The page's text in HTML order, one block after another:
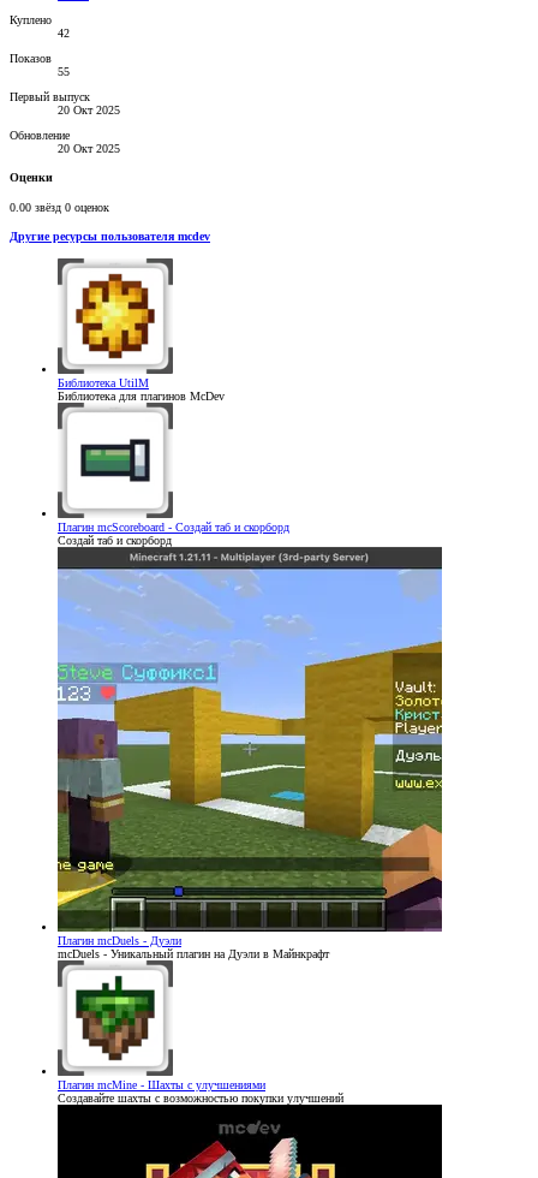
Куплено
42
Показов
55
Первый выпуск
20 Окт 2025
Обновление
20 Окт 2025
Оценки
0.00 звёзд 0 оценок
Другие ресурсы пользователя mcdev
Библиотека UtilM
Библиотека для плагинов McDev
Плагин mcScoreboard - Создай таб и скорборд
Создай таб и скорборд
Плагин mcDuels - Дуэли
mcDuels - Уникальный плагин на Дуэли в Майнкрафт
Плагин mcMine - Шахты с улучшениями
Создавайте шахты с возможностью покупки улучшений